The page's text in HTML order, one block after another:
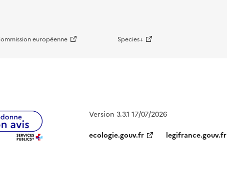
européenne Species+
Version 3.3.1 17/07/2026
ecologie.gouv.fr
legifrance.gouv.fr